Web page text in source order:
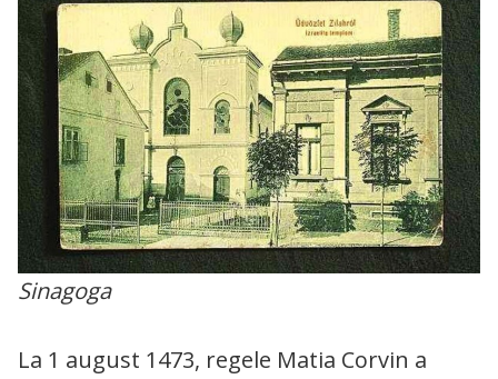
Sinagoga
La 1 august 1473, regele Matia Corvin a